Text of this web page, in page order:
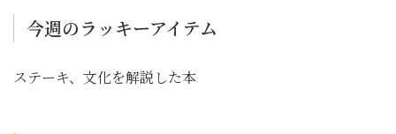
今週のラッキーアイテム
ステーキ、文化を解説した本